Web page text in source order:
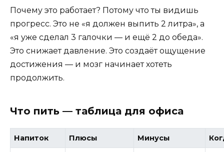
Почему это работает? Потому что ты видишь
прогресс. Это не «я должен выпить 2 литра», а
«я уже сделал 3 галочки — и ещё 2 до обеда».
Это снижает давление. Это создаёт ощущение
достижения — и мозг начинает хотеть
продолжить.
Что пить — таблица для офиса
Напиток Плюсы Минусы